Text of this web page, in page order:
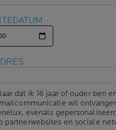
EEN
dat ik 16 jaar of ouder ben
wil
evenals
partnerwebsites en sociale
dat ik 16 jaar of ouder ben
wil
evenals
partnerwebsites en sociale